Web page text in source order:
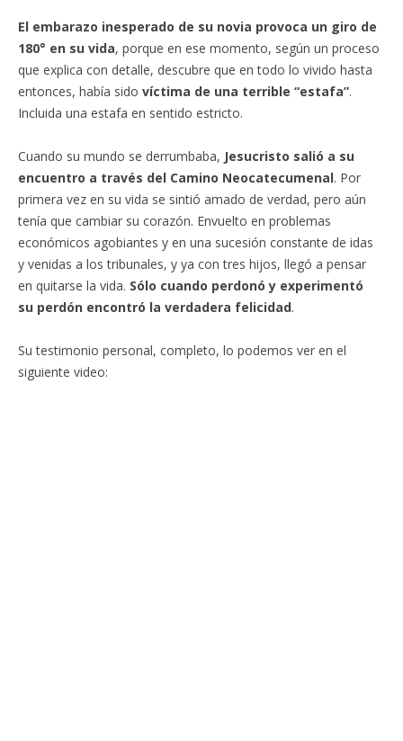
El embarazo inesperado de su novia provoca un giro de
180° en su vida, porque en ese momento, según un proceso
que explica con detalle, descubre que en todo lo vivido hasta
entonces, había sido víctima de una terrible “estafa”.
Incluida una estafa en sentido estricto.
Cuando su mundo se derrumbaba, Jesucristo salió a su
encuentro a través del Camino Neocatecumenal. Por
primera vez en su vida se sintió amado de verdad, pero aún
tenía que cambiar su corazón. Envuelto en problemas
económicos agobiantes y en una sucesión constante de idas
y venidas a los tribunales, y ya con tres hijos, llegó a pensar
en quitarse la vida. Sólo cuando perdonó y experimentó
su perdón encontró la verdadera felicidad.
Su testimonio personal, completo, lo podemos ver en el
siguiente video: